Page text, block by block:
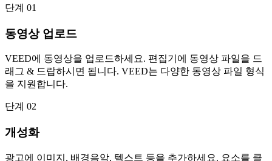
단계 01
동영상 업로드
VEED에 동영상을 업로드하세요. 편집기에 동영상 파일을 드
래그 & 드랍하시면 됩니다. VEED는 다양한 동영상 파일 형식
을 지원합니다.
단계 02
개성화
광고에 이미지, 배경음악, 텍스트 등을 추가하세요. 요소를 클